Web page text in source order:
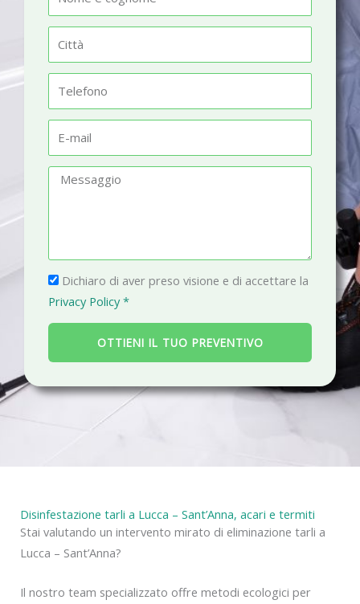
m
t
à
l
fm
a
g
g
i
P
r
i
a
c
Dichiaro di aver preso visione e di accettare la
Privacy Policy *
OTTIENI IL TUO PREVENTIVO
Disinfestazione tarli a Lucca – Sant’Anna, acari e termiti
Stai valutando un intervento mirato di eliminazione tarli a
Lucca – Sant’Anna?
Il nostro team specializzato offre metodi ecologici per